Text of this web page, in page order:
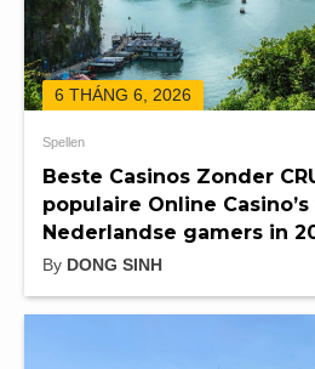
6 THÁNG 6, 2026
Spellen
Beste Casinos Zonder
populaire Online
Nederlandse gamers in
By DONG SINH